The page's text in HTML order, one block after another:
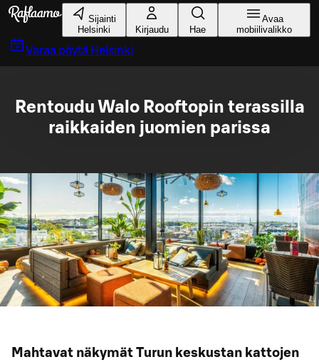
Siirry pääsisältöön
Sijainti
Helsinki
Kirjaudu Hae
Avaa
mobiilivalikko
Varaa pöytä Helsinki
Rentoudu Walo Rooftopin terassilla
raikkaiden juomien parissa
Mahtavat näkymät Turun keskustan kattojen